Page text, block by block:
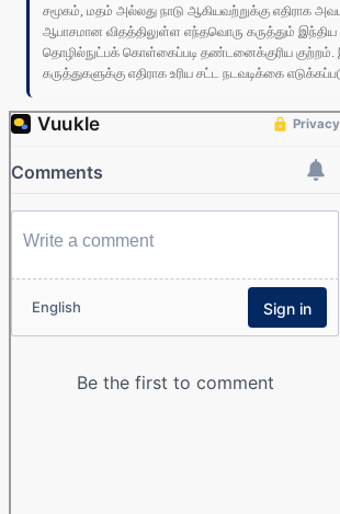
சமூகம், மதம் அல்லது நாடு ஆகியவற்றுக்கு எதிராக
ஆபாசமான விதத்திலுள்ள எந்தவொரு கருத்தும்
தொழில்நுட்பக் கொள்கைப்படி தண்டனைக்குரிய
கருத்துகளுக்கு எதிராக உரிய சட்ட நடவடிக்கை